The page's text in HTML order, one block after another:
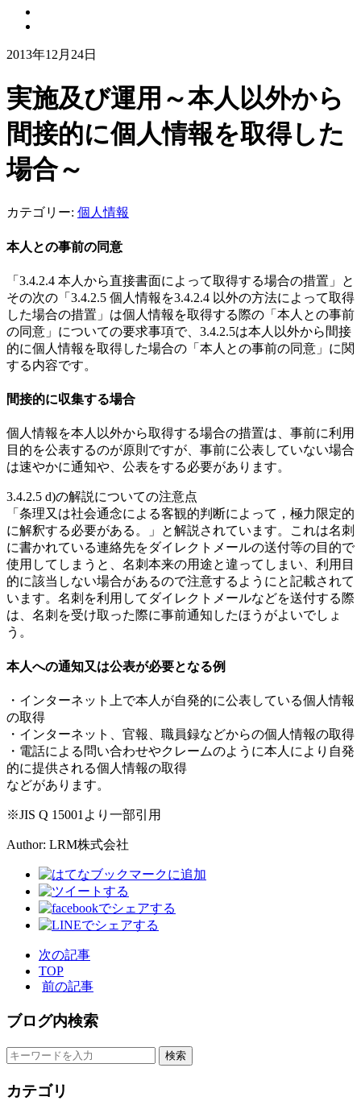
2013年12月24日
実施及び運用～本人以外から
間接的に個人情報を取得した
場合～
カテゴリー: 個人情報
本人との事前の同意
「3.4.2.4 本人から直接書面によって取得する場合の措置」と
その次の「3.4.2.5 個人情報を3.4.2.4 以外の方法によって取得
した場合の措置」は個人情報を取得する際の「本人との事前
の同意」についての要求事項で、3.4.2.5は本人以外から間接
的に個人情報を取得した場合の「本人との事前の同意」に関
する内容です。
間接的に収集する場合
個人情報を本人以外から取得する場合の措置は、事前に利用
目的を公表するのが原則ですが、事前に公表していない場合
は速やかに通知や、公表をする必要があります。
3.4.2.5 d)の解説についての注意点
「条理又は社会通念による客観的判断によって，極力限定的
に解釈する必要がある。」と解説されています。これは名刺
に書かれている連絡先をダイレクトメールの送付等の目的で
使用してしまうと、名刺本来の用途と違ってしまい、利用目
的に該当しない場合があるので注意するようにと記載されて
います。名刺を利用してダイレクトメールなどを送付する際
は、名刺を受け取った際に事前通知したほうがよいでしょ
う。
本人への通知又は公表が必要となる例
・インターネット上で本人が自発的に公表している個人情報
の取得
・インターネット、官報、職員録などからの個人情報の取得
・電話による問い合わせやクレームのように本人により自発
的に提供される個人情報の取得
などがあります。
※JIS Q 15001より一部引用
Author: LRM株式会社
次の記事
TOP
前の記事
ブログ内検索
カテゴリ